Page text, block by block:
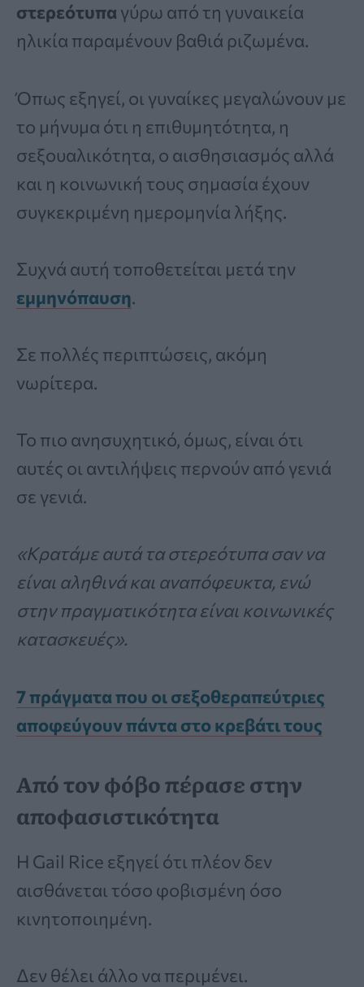
στερεότυπα γύρω από τη γυναικεία
ηλικία παραμένουν βαθιά ριζωμένα.
Όπως εξηγεί, οι γυναίκες μεγαλώνουν με
το μήνυμα ότι η επιθυμητότητα, η
σεξουαλικότητα, ο αισθησιασμός αλλά
και η κοινωνική τους σημασία έχουν
συγκεκριμένη ημερομηνία λήξης.
Συχνά αυτή τοποθετείται μετά την
εμμηνόπαυση.
Σε πολλές περιπτώσεις, ακόμη
νωρίτερα.
Το πιο ανησυχητικό, όμως, είναι ότι
αυτές οι αντιλήψεις περνούν από γενιά
σε γενιά.
«Κρατάμε αυτά τα στερεότυπα σαν να
είναι αληθινά και αναπόφευκτα, ενώ
στην πραγματικότητα είναι κοινωνικές
κατασκευές».
7 πράγματα που οι σεξοθεραπεύτριες
αποφεύγουν πάντα στο κρεβάτι τους
Από τον φόβο πέρασε στην
αποφασιστικότητα
Η Gail Rice εξηγεί ότι πλέον δεν
αισθάνεται τόσο φοβισμένη όσο
κινητοποιημένη.
Δεν θέλει άλλο να περιμένει.